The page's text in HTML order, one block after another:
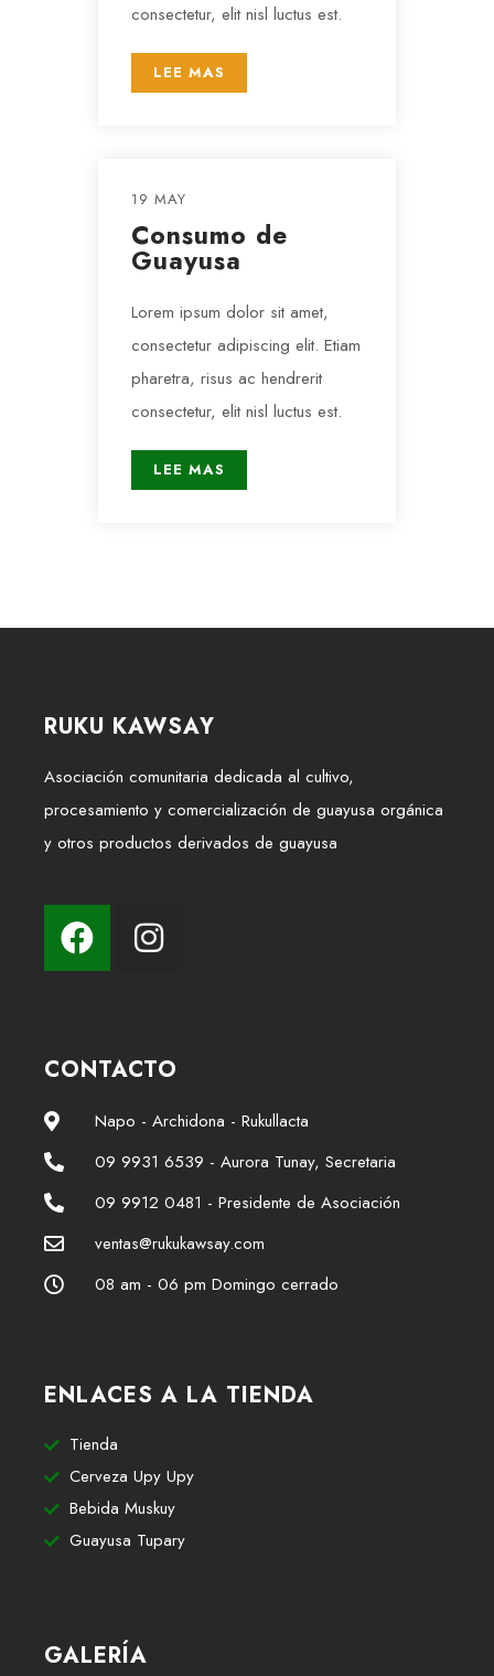
consectetur, elit nisl luctus est.
LEE MAS
19 MAY
Consumo de
Guayusa
Lorem ipsum dolor sit amet,
consectetur adipiscing elit. Etiam
pharetra, risus ac hendrerit
consectetur, elit nisl luctus est.
LEE MAS
RUKU KAWSAY
Asociación comunitaria dedicada al cultivo,
procesamiento y comercialización de guayusa orgánica
y otros productos derivados de guayusa
CONTACTO
Napo - Archidona - Rukullacta
09 9931 6539 - Aurora Tunay, Secretaria
09 9912 0481 - Presidente de Asociación
ventas@rukukawsay.com
08 am - 06 pm Domingo cerrado
ENLACES A LA TIENDA
Tienda
Cerveza Upy Upy
Bebida Muskuy
Guayusa Tupary
GALERÍA